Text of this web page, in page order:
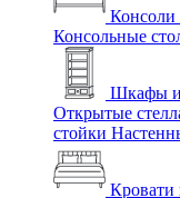
Консольные
Шкафы и
Открытые
стойки
Кровати